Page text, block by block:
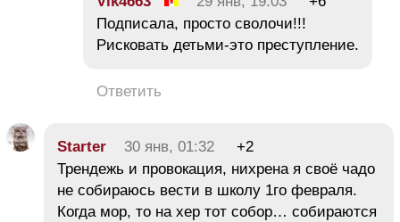
Подписала, просто сволочи!!!
Рисковать детьми-это преступление.
Ответить
Starter 30 янв, 01:32
+2
Трендежь и провокация, нихрена я своё чадо
не собираюсь вести в школу 1го февраля.
Когда мор, то на хер тот собор… собираются